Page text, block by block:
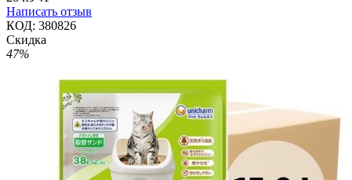
Написать отзыв
КОД: 380826
Скидка
47%